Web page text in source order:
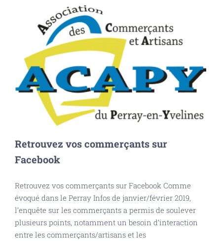
Retrouvez vos commerçants sur
Facebook
Retrouvez vos commerçants sur Facebook Comme
évoqué dans le Perray Infos de janvier/février 2019,
l’enquête sur les commerçants a permis de soulever
plusieurs points, notamment un besoin d’interaction
entre les commerçants/artisans et les